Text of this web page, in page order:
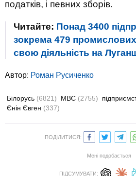
податків, і певних зборів.
Читайте: Понад 3400
зокрема 479
свою діяльність на
Автор: Роман Русиченко
Білорусь (6821) МВС (2755)
Єнін Євген (337)
ПОДІЛИТИСЯ:
Мені подобається
ПІДСУМУВАТИ: